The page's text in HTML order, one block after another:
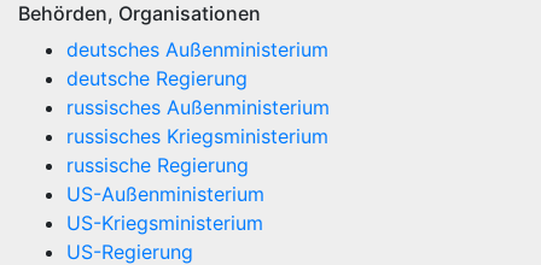
Behörden, Organisationen
deutsches Außenministerium
deutsche Regierung
russisches Außenministerium
russisches Kriegsministerium
russische Regierung
US-Außenministerium
US-Kriegsministerium
US-Regierung